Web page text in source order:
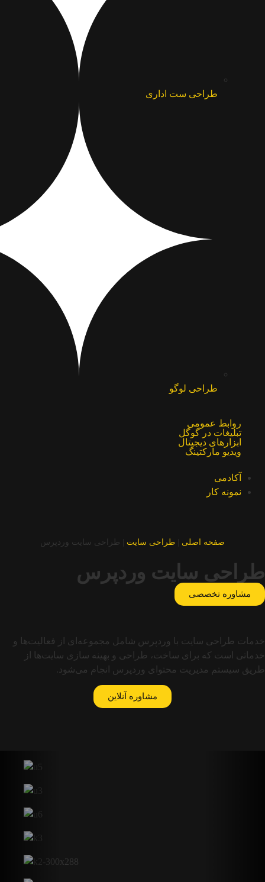
طراحی ست اداری
طراحی لوگو
روابط عمومی
تبلیغات در گوگل
ابزارهای دیجیتال
ویدیو مارکتینگ
آکادمی
نمونه کار
صفحه اصلی طراحی سایت طراحی سایت وردپرس
طراحی سایت وردپرس
مشاوره تخصصی
خدمات طراحی سایت با وردپرس شامل مجموعه‌ای از فعالیت‌ها و
خدماتی است که برای ساخت، طراحی و بهینه‌ سازی سایت‌ها از
طریق سیستم مدیریت محتوای وردپرس انجام می‌شود.
مشاوره آنلاین